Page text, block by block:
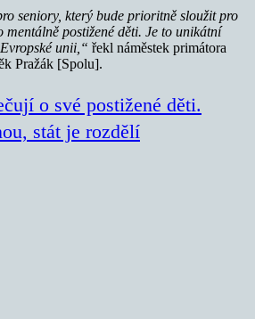
seniory, který bude prioritně sloužit pro
postižené děti. Je to unikátní
unii,“ řekl náměstek primátora
Pražák [Spolu].
o své postižené děti.
stát je rozdělí